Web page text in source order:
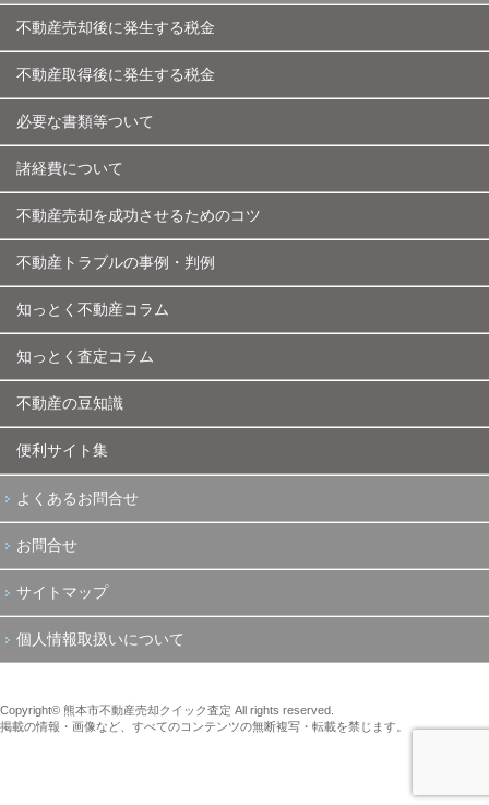
不動産売却後に発生する税金
不動産取得後に発生する税金
必要な書類等ついて
諸経費について
不動産売却を成功させるためのコツ
不動産トラブルの事例・判例
知っとく不動産コラム
知っとく査定コラム
不動産の豆知識
便利サイト集
よくあるお問合せ
お問合せ
サイトマップ
個人情報取扱いについて
Copyright© 熊本市不動産売却クイック査定 All rights reserved.
掲載の情報・画像など、すべてのコンテンツの無断複写・転載を禁じます。